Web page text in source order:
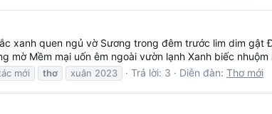
xanh quen ngủ vờ Sương trong đêm trước lim dim gật
mờ Mềm mại uốn êm ngoài vườn lạnh Xanh biếc nhuộm
mới thơ xuân 2023 Trả lời: 3 Diễn đàn: Thơ mới